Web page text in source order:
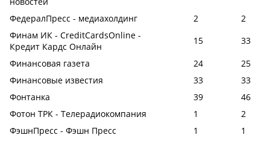
ФедералПресс - медиахолдинг
2
2
Финам ИК - CreditCardsOnline -
Кредит Кардс Онлайн
15
33
Финансовая газета
24
25
Финансовые известия
33
33
Фонтанка
39
46
Фотон ТРК - Телерадиокомпания
1
2
ФэшнПресс - Фэшн Пресс
1
1